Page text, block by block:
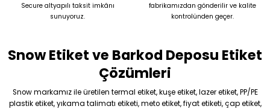
Gönder
Secure altyapılı taksit imkânı
sunuyoruz.
fabrikamızdan gönderilir ve kalite
kontrolünden geçer.
Snow Etiket ve Barkod Deposu Etiket
Çözümleri
Snow markamız ile üretilen termal etiket, kuşe etiket, lazer etiket, PP/PE
plastik etiket, yıkama talimatı etiketi, meto etiket, fiyat etiketi, çap etiket,